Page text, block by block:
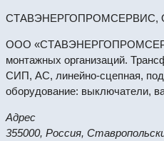
СТАВЭНЕРГОПРОМСЕРВИС,
ООО
монтажных организаций.
СИП, АС, линейно-сцепная,
оборудование: выключатели,
Адрес
355000, Россия,